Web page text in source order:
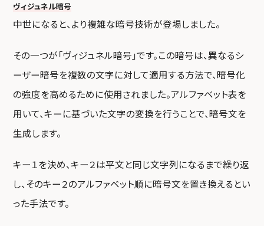
ヴィジュネル暗号
中世になると、より複雑な暗号技術が登場しました。
その一つが「ヴィジュネル暗号」です。この暗号は、異なるシ
ーザー暗号を複数の文字に対して適用する方法で、暗号化
の強度を高めるために使用されました。アルファベット表を
用いて、キーに基づいた文字の変換を行うことで、暗号文を
生成します。
キー１を決め、キー２は平文と同じ文字列になるまで繰り返
し、そのキー２のアルファベット順に暗号文を置き換えるとい
った手法です。